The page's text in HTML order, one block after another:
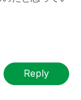
Reply